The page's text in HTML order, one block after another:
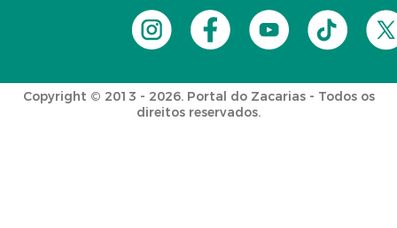
Copyright © 2013 - 2026. Portal do Zacarias - Todos os
direitos reservados.